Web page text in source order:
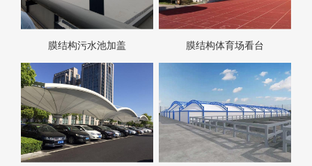
膜结构污水池加盖 膜结构体育场看台